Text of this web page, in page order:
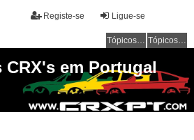
Ligue-se
Registe-se
Tópicos sem resposta Tópicos ativos
CRX's em Portugal